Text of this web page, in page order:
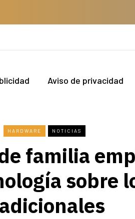
Aviso de privacidad
HARDWARE NOTICIAS
familia
sobre